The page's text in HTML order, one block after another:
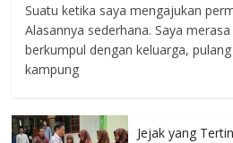
Suatu ketika saya mengajukan
Alasannya sederhana. Saya
berkumpul dengan keluarga,
kampung
Jejak yang